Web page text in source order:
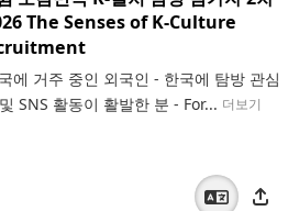
The Senses of K-Culture
거주 중인 외국인 - 한국에 탐방 관심
SNS 활동이 활발한 분 - For... 더보기